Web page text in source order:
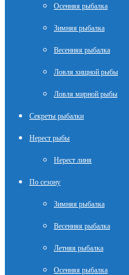
Осенняя рыбалка
Зимняя рыбалка
Весенняя рыбалка
Ловля хищной рыбы
Ловля мирной рыбы
Секреты рыбалки
Нерест рыбы
Нерест линя
По сезону
Зимняя рыбалка
Весенняя рыбалка
Летняя рыбалка
Осенняя рыбалка